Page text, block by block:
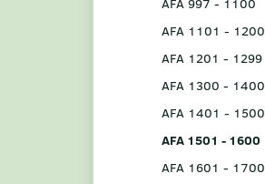
AFA 1101 - 1200
AFA 1201 - 1299
AFA 1300 - 1400
AFA 1401 - 1500
AFA 1501 - 1600
AFA 1601 - 1700